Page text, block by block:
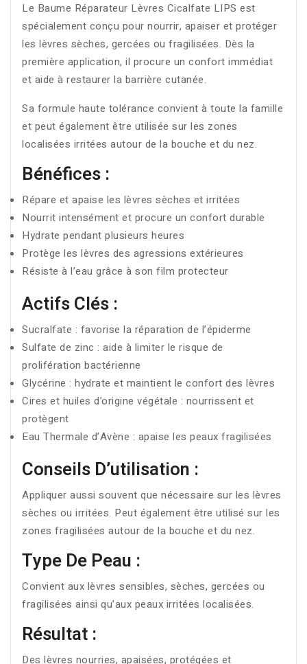
Le Baume Réparateur Lèvres Cicalfate LIPS est
spécialement conçu pour nourrir, apaiser et protéger
les lèvres sèches, gercées ou fragilisées. Dès la
première application, il procure un confort immédiat
et aide à restaurer la barrière cutanée.
Sa formule haute tolérance convient à toute la famille
et peut également être utilisée sur les zones
localisées irritées autour de la bouche et du nez.
Bénéfices :
Répare et apaise les lèvres sèches et irritées
Nourrit intensément et procure un confort durable
Hydrate pendant plusieurs heures
Protège les lèvres des agressions extérieures
Résiste à l’eau grâce à son film protecteur
Actifs Clés :
Sucralfate : favorise la réparation de l’épiderme
Sulfate de zinc : aide à limiter le risque de
prolifération bactérienne
Glycérine : hydrate et maintient le confort des lèvres
Cires et huiles d’origine végétale : nourrissent et
protègent
Eau Thermale d’Avène : apaise les peaux fragilisées
Conseils D’utilisation :
Appliquer aussi souvent que nécessaire sur les lèvres
sèches ou irritées. Peut également être utilisé sur les
zones fragilisées autour de la bouche et du nez.
Type De Peau :
Convient aux lèvres sensibles, sèches, gercées ou
fragilisées ainsi qu’aux peaux irritées localisées.
Résultat :
Des lèvres nourries, apaisées, protégées et